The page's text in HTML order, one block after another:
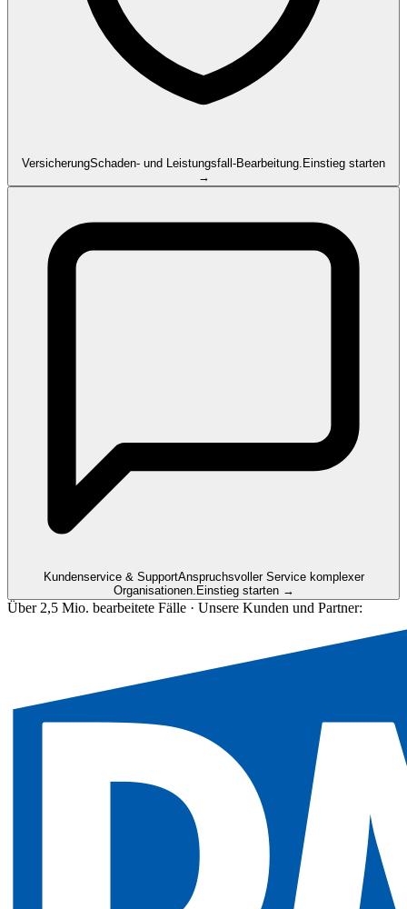
VersicherungSchaden- und Leistungsfall-Bearbeitung. Einstieg starten
→
Kundenservice & SupportAnspruchsvoller Service komplexer
Organisationen. Einstieg starten →
Über 2,5 Mio. bearbeitete Fälle · Unsere Kunden und Partner: